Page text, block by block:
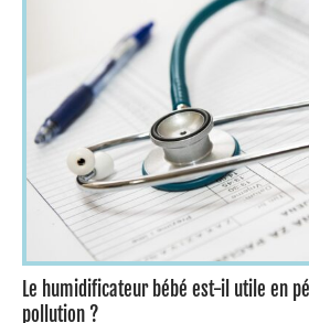
Le humidificateur bébé est-il utile en
pollution ?